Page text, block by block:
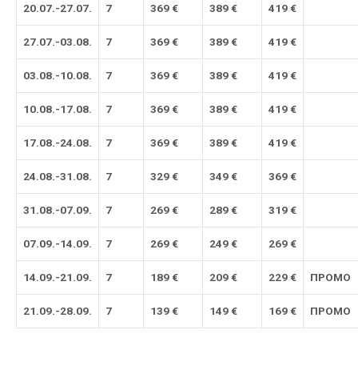
20.07.-27.07. 7 369 € 389 € 419 €
27.07.-03.08. 7 369 € 389 € 419 €
03.08.-10.08. 7 369 € 389 € 419 €
10.08.-17.08. 7 369 € 389 € 419 €
17.08.-24.08. 7 369 € 389 € 419 €
24.08.-31.08. 7 329 € 349 € 369 €
31.08.-07.09. 7 269 € 289 € 319 €
07.09.-14.09. 7 269 € 249 € 269 €
14.09.-21.09. 7 189 € 209 € 229 € ПРОМО
21.09.-28.09. 7 139 € 149 € 169 € ПРОМО